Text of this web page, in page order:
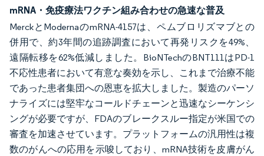
mRNA・免疫療法ワクチン組み合わせの急速な普及
MerckとModernaのmRNA-4157は、ペムブロリズマブとの
併用で、約3年間の追跡調査において再発リスクを49%、
遠隔転移を62%低減しました。BioNTechのBNT111はPD-1
不応性患者において有意な奏効を示し、これまで治療不能
であった患者集団への恩恵を拡大しました。製造のパーソ
ナライズには堅牢なコールドチェーンと迅速なシーケンシ
ングが必要ですが、FDAのブレークスルー指定が米国での
審査を加速させています。プラットフォームの汎用性は複
数のがんへの応用を示唆しており、mRNA技術を皮膚がん